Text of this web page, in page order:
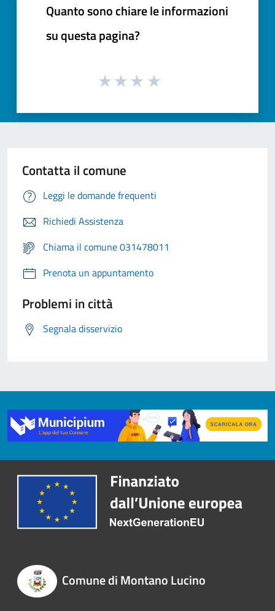
Quanto sono chiare le informazioni
su questa pagina?
Contatta il comune
Leggi le domande frequenti
Richiedi Assistenza
Chiama il comune 031478011
Prenota un appuntamento
Problemi in città
Segnala disservizio
Comune di Montano Lucino